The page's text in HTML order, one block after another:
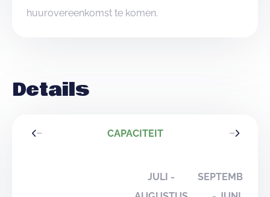
huurovereenkomst te komen.
Details
CAPACITEIT
JULI -
SEPTEMBER